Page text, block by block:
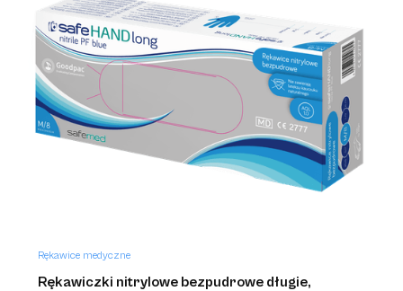
Rękawice medyczne
Rękawiczki nitrylowe bezpudrowe długie,